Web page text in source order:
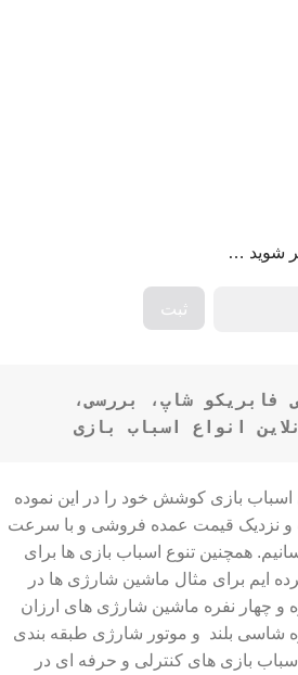
شوید …
انواع اسباب بازی
اسباب بازی کوشش خود را در این نموده
و نزدیک قیمت عمده فروشی و با سرعت
همچنین تنوع اسباب بازی ها برای
ایم برای مثال ماشین شارژی ها در
و چهار نفره ماشین شارژی های ارزان
بزرگ تر 4 موتوره شاسی بلند و موتور شارژی طبقه بندی
بازی های کنترلی و حرفه ای در